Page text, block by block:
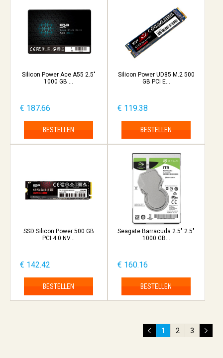
Silicon Power Ace A55 2.5"
1000 GB ...
€ 187.66
BESTELLEN
Silicon Power UD85 M.2 500
GB PCI E...
€ 119.38
BESTELLEN
SSD Silicon Power 500 GB
PCI 4.0 NV...
€ 142.42
BESTELLEN
Seagate Barracuda 2.5" 2.5"
1000 GB...
€ 160.16
BESTELLEN
1 2 3